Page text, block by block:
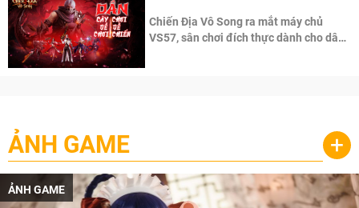
Chiến Địa Vô Song ra mắt máy chủ
VS57, sân chơi đích thực dành cho dân
ẢNH GAME +
ẢNH GAME